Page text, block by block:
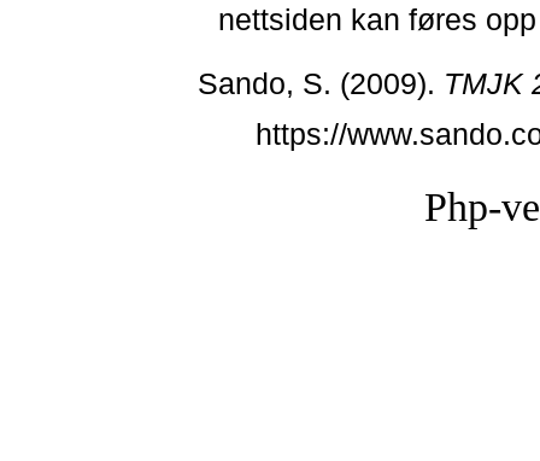
nettsiden kan føres
Sando, S. (2009). TMJK
https://
Php-